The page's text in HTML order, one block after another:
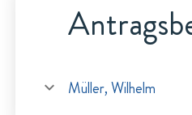
Müller, Wilhelm